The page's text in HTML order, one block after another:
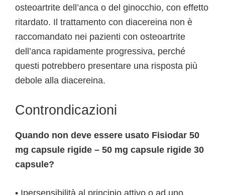
osteoartrite dell’anca o del ginocchio, con effetto
ritardato. Il trattamento con diacereina non è
raccomandato nei pazienti con osteoartrite
dell’anca rapidamente progressiva, perché
questi potrebbero presentare una risposta più
debole alla diacereina.
Controndicazioni
Quando non deve essere usato Fisiodar 50
mg capsule rigide – 50 mg capsule rigide 30
capsule?
• Ipersensibilità al principio attivo o ad uno